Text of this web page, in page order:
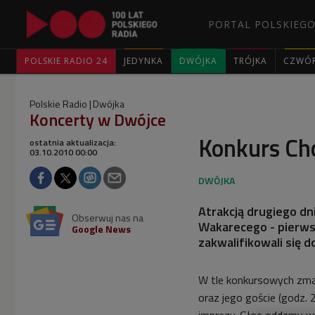
PORTAL
POLSKIE RADIO 24 JEDYNKA DWÓJKA TRÓJKA
Polskie Radio Dwójka
Koncerty w Dwójce
Konkurs
ostatnia aktualizacja:
03.10.2010 00:00
Obserwuj nas na
Google News
Atrakcją drugiego
Wakarecego -
zakwalifikowali się
W tle konkursowych
oraz jego goście (godz.